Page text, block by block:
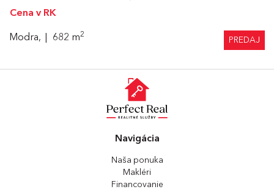
Cena v RK
Modra, 682 m2
PREDAJ
Navigácia
Naša ponuka
Makléri
Financovanie